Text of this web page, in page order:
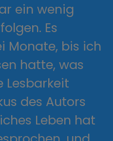
ein wenig
Es
Monate, bis ich
hatte, was
Lesbarkeit
des Autors
Leben hat